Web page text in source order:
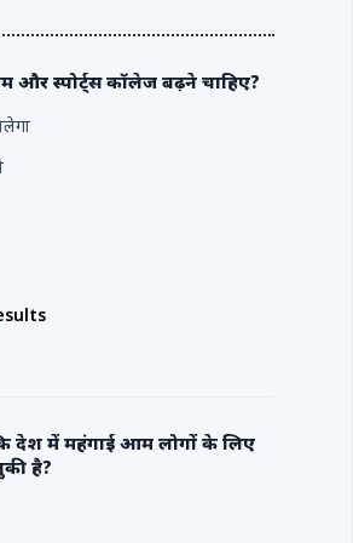
और स्पोर्ट्स कॉलेज बढ़ने चाहिए?
देश में महंगाई आम लोगों के लिए
है?